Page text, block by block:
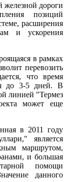
железной дороги
позиций
расширения
и ускорения
в рамках
перевозить
что время
до 3-5 дней. В
линией "Термез
может еще
в 2011 году
является
маршрутом,
и большая
помощи
данного